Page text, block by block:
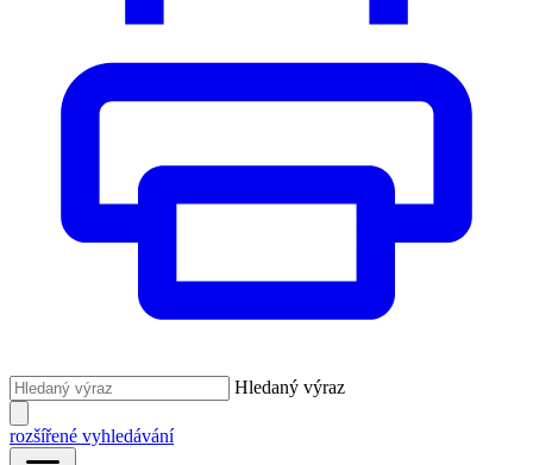
Hledaný výraz
rozšířené vyhledávání